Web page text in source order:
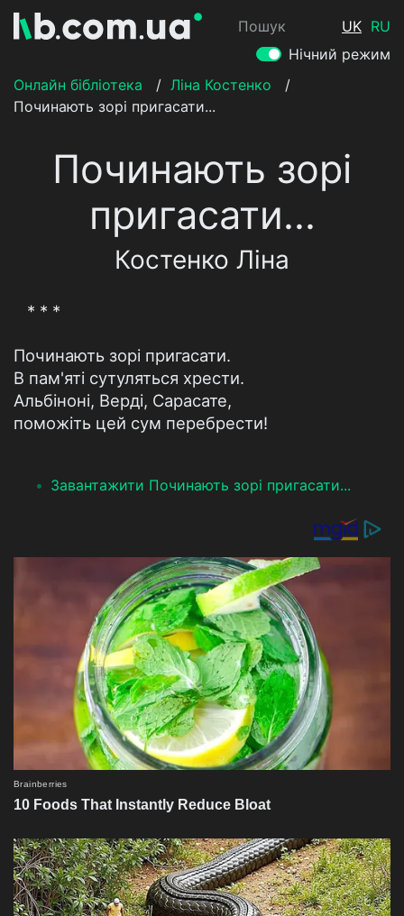
Пошук UK RU
Нічний режим
Онлайн бібліотека
/ Ліна Костенко
/
Починають зорі пригасати...
Починають зорі
пригасати...
Костенко Ліна
* * *
Починають зорі пригасати.
В пам'яті сутуляться хрести.
Альбіноні, Верді, Сарасате,
поможіть цей сум перебрести!
Завантажити Починають зорі пригасати...